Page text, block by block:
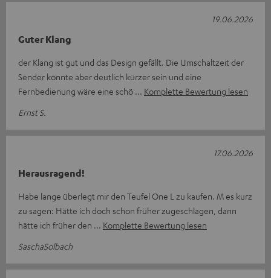
Guter Klang
der Klang ist gut und das Design gefällt. Die Umschaltzeit der
Sender könnte aber deutlich kürzer sein und eine
Fernbedienung wäre eine schö
Komplette Bewertung lesen
Ernst S.
19.06.2026
Herausragend!
Habe lange überlegt mir den Teufel One L zu kaufen. M es kurz
zu sagen: Hätte ich doch schon früher zugeschlagen, dann
hätte ich früher den
Komplette Bewertung lesen
SaschaSolbach
17.06.2026